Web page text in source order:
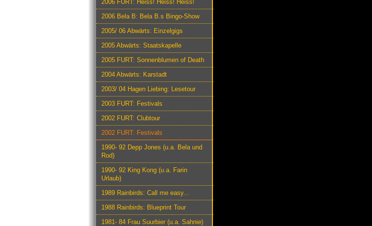
2006 FURT: Heiss! Heiss! Heiss!
2006 Bela B: Bela B.s Bingo-Show
2005/ 06 Abwärts: Einzelgigs
2005 Abwärts: Staatskapelle
2005 FURT: Sonnenblumen of Death
2004 Abwärts: Karstadt
2003/ 04 Hagen Liebing: Lesetour
2003 FURT: Festivals
2002 FURT: Clubtour
2002 FURT: Festivals
1990- 92 Depp Jones (u.a. Bela und
Rod)
1990- 92 King Kong (u.a. Farin
Urlaub)
1989 Rainbirds: Call me easy...
1988 Rainbirds: Blueprint Tour
1981- 84 Frau Suurbier (u.a. Sahnie)